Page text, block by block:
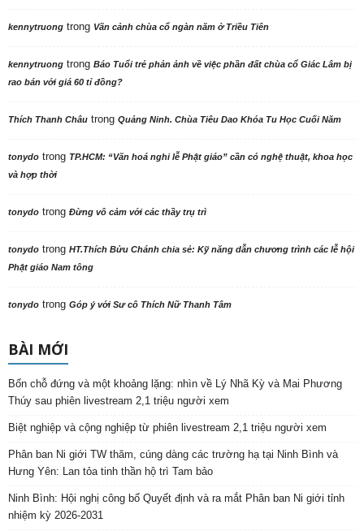
kennytruong trong Vãn cảnh chùa cổ ngàn năm ở Triều Tiên
kennytruong trong Báo Tuổi trẻ phản ảnh về việc phần đất chùa cổ Giác Lâm bị
rao bán với giá 60 tỉ đồng?
Thích Thanh Châu trong Quảng Ninh. Chùa Tiêu Dao Khóa Tu Học Cuối Năm
tonydo trong TP.HCM: “Văn hoá nghi lễ Phật giáo” cần có nghệ thuật, khoa học
và hợp thời
tonydo trong Đừng vô cảm với các thầy trụ trì
tonydo trong HT.Thích Bửu Chánh chia sẻ: Kỹ năng dẫn chương trình các lễ hội
Phật giáo Nam tông
tonydo trong Góp ý với Sư cô Thích Nữ Thanh Tâm
BÀI MỚI
Bốn chỗ đứng và một khoảng lặng: nhìn về Lý Nhã Kỳ và Mai Phương
Thúy sau phiên livestream 2,1 triệu người xem
Biệt nghiệp và cộng nghiệp từ phiên livestream 2,1 triệu người xem
Phân ban Ni giới TW thăm, cúng dàng các trường hạ tại Ninh Bình và
Hưng Yên: Lan tỏa tinh thần hộ trì Tam bảo
Ninh Bình: Hội nghị công bố Quyết định và ra mắt Phân ban Ni giới tỉnh
nhiệm kỳ 2026-2031